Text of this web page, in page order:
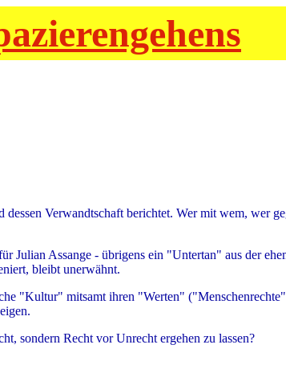
Verwandtschaft berichtet. Wer mit wem, wer
Julian Assange - übrigens ein "Untertan" aus der
bleibt unerwähnt.
"Kultur" mitsamt ihren "Werten"
sondern Recht vor Unrecht ergehen zu lassen?